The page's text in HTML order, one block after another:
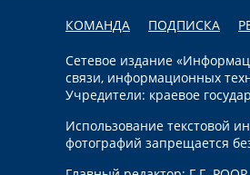
КОМАНДА ПОДПИСКА
Сетевое издание
связи, информационных
Учредители: краевое
Использование текстовой
фотографий запрещается